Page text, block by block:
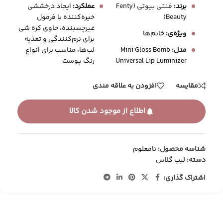
برند:
فنتی بیوتی (Fenty
Beauty)
ویژه‌ی:خانم‌ها
مدل: Mini Gloss Bomb
Universal Lip Luminizer
عملکرد: ایجاد درخششی
خیره‌کننده با فرمول
غیرچسبنده، حاوی کره شی
برای نرم‌کنندگی و تغذیه
لب‌ها، مناسب برای انواع
رنگ پوست
مقایسه افزودن به علاقه مندی
اطلاع از موجود شدن کالا
شناسه محصول: نامعلوم
دسته: لیپ گلاس
اشتراک گذاری: